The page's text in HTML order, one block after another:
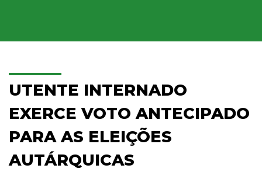
UTENTE INTERNADO
EXERCE VOTO ANTECIPADO
PARA AS ELEIÇÕES
AUTÁRQUICAS